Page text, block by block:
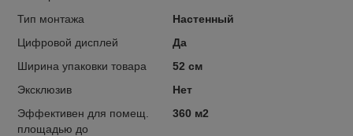
Тип монтажа
Настенный
Цифровой дисплей
Да
Ширина упаковки товара
52 см
Эксклюзив
Нет
Эффективен для помещ.
площадью до
360 м2